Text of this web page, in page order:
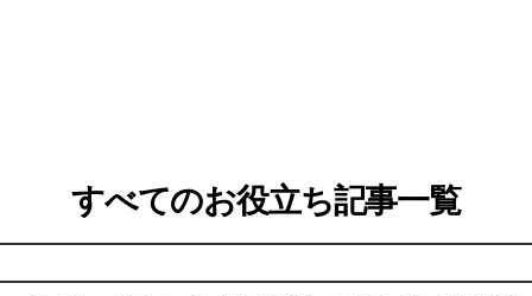
すべてのお役立ち記事一覧